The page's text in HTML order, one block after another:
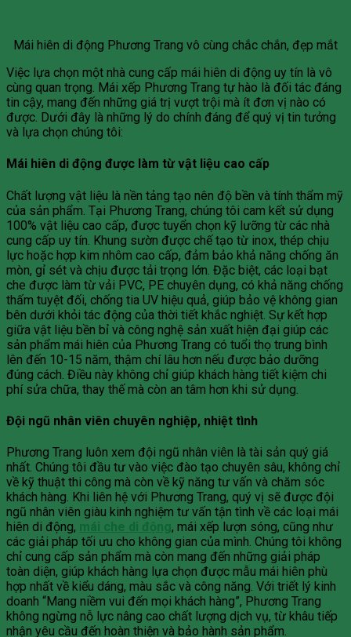
Mái hiên di động Phương Trang vô cùng chắc chắn, đẹp mắt
Việc lựa chọn một nhà cung cấp mái hiên di động uy tín là vô
cùng quan trọng. Mái xếp Phương Trang tự hào là đối tác đáng
tin cậy, mang đến những giá trị vượt trội mà ít đơn vị nào có
được. Dưới đây là những lý do chính đáng để quý vị tin tưởng
và lựa chọn chúng tôi:
Mái hiên di động được làm từ vật liệu cao cấp
Chất lượng vật liệu là nền tảng tạo nên độ bền và tính thẩm mỹ
của sản phẩm. Tại Phương Trang, chúng tôi cam kết sử dụng
100% vật liệu cao cấp, được tuyển chọn kỹ lưỡng từ các nhà
cung cấp uy tín. Khung sườn được chế tạo từ inox, thép chịu
lực hoặc hợp kim nhôm cao cấp, đảm bảo khả năng chống ăn
mòn, gỉ sét và chịu được tải trọng lớn. Đặc biệt, các loại bạt
che được làm từ vải PVC, PE chuyên dụng, có khả năng chống
thấm tuyệt đối, chống tia UV hiệu quả, giúp bảo vệ không gian
bên dưới khỏi tác động của thời tiết khắc nghiệt. Sự kết hợp
giữa vật liệu bền bỉ và công nghệ sản xuất hiện đại giúp các
sản phẩm mái hiên của Phương Trang có tuổi thọ trung bình
lên đến 10-15 năm, thậm chí lâu hơn nếu được bảo dưỡng
đúng cách. Điều này không chỉ giúp khách hàng tiết kiệm chi
phí sửa chữa, thay thế mà còn an tâm hơn khi sử dụng.
Đội ngũ nhân viên chuyên nghiệp, nhiệt tình
Phương Trang luôn xem đội ngũ nhân viên là tài sản quý giá
nhất. Chúng tôi đầu tư vào việc đào tạo chuyên sâu, không chỉ
về kỹ thuật thi công mà còn về kỹ năng tư vấn và chăm sóc
khách hàng. Khi liên hệ với Phương Trang, quý vị sẽ được đội
ngũ nhân viên giàu kinh nghiệm tư vấn tận tình về các loại mái
hiên di động, mái che di động, mái xếp lượn sóng, cũng như
các giải pháp tối ưu cho không gian của mình. Chúng tôi không
chỉ cung cấp sản phẩm mà còn mang đến những giải pháp
toàn diện, giúp khách hàng lựa chọn được mẫu mái hiên phù
hợp nhất về kiểu dáng, màu sắc và công năng. Với triết lý kinh
doanh “Mang niềm vui đến mọi khách hàng”, Phương Trang
không ngừng nỗ lực nâng cao chất lượng dịch vụ, từ khâu tiếp
nhận yêu cầu đến hoàn thiện và bảo hành sản phẩm.